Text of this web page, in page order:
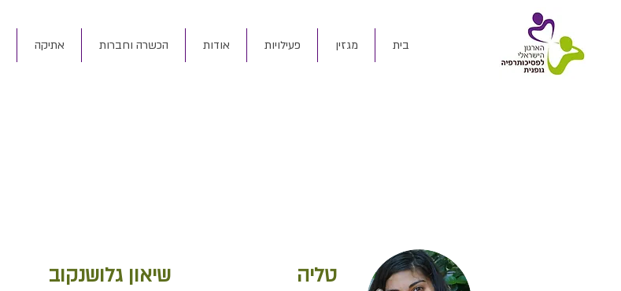
בית מגזין פעילויות אודות הכשרה וחברות אתיקה
שיאון גלושנקוב טליה